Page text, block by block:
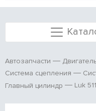
Автозапчасти
Система сцепления
Главный цилиндр
Luk